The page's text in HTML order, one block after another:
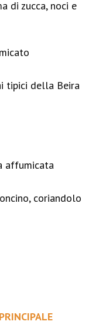
di zucca, noci e
tipici della Beira
affumicata
coriandolo